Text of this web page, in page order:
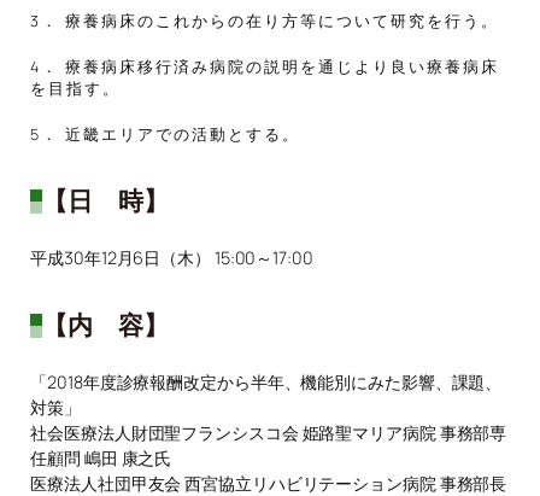
3． 療養病床のこれからの在り方等について研究を行う。
4． 療養病床移行済み病院の説明を通じより良い療養病床
を目指す。
5． 近畿エリアでの活動とする。
【日 時】
平成30年12月6日（木） 15:00～17:00
【内 容】
「2018年度診療報酬改定から半年、機能別にみた影響、課題、
対策」
社会医療法人財団聖フランシスコ会 姫路聖マリア病院 事務部専
任顧問 嶋田 康之氏
医療法人社団甲友会 西宮協立リハビリテーション病院 事務部長